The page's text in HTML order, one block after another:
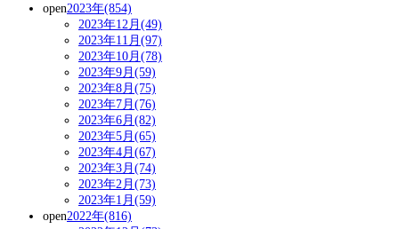
open2023年(854)
2023年12月(49)
2023年11月(97)
2023年10月(78)
2023年9月(59)
2023年8月(75)
2023年7月(76)
2023年6月(82)
2023年5月(65)
2023年4月(67)
2023年3月(74)
2023年2月(73)
2023年1月(59)
open2022年(816)